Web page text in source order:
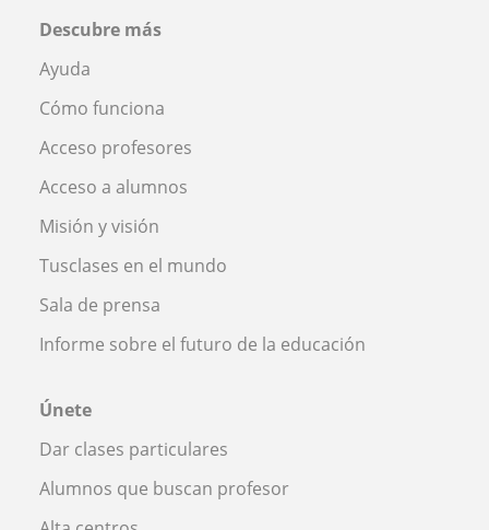
Descubre más
Ayuda
Cómo funciona
Acceso profesores
Acceso a alumnos
Misión y visión
Tusclases en el mundo
Sala de prensa
Informe sobre el futuro de la educación
Únete
Dar clases particulares
Alumnos que buscan profesor